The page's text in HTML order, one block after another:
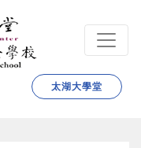
太湖大學堂